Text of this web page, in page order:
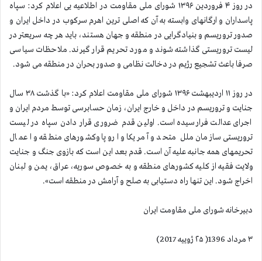
در روز ۴ فروردین ۱۳۹۶ شورای ملی مقاومت در اطلاعیه یی اعلام كرد: سپاه
پاسداران و ارگانهای وابسته به آن كه اصلی ترین اهرم سركوب در داخل ایران و
صدور تروریسم و بنیادگرایی در منطقه و جهان هستند، باید هر چه سریعتر در
لیست تروریستی گذاشته شوند و مورد تحریم قرار گیرند. ملاحظات سیاسی
صرفا باعث تشجیع رژیم در دخالت نظامی و صدور بحران در منطقه می شود.
در روز ۱۱ اردیبهشت ۱۳۹۶ شورای ملی مقاومت اعلام كرد: «با گذشت ۳۸ سال
جنایت و تروریسم در داخل و خارج ایران، زمان حسابرسی توسط مردم ایران و
اجرای عدالت فرارسیده است. اولین قدم ضروری قرار دادن سپاه در لیست
تروریستی سازمان ملل متحد و آمریكا و اروپا وكشورهای منطقه و اعمال
تحریمهای همه جانبه علیه آن است. قدم بعد این است كه بازوی جنگ و جنایت
ولایت فقیه از كلیه كشورهای منطقه و به خصوص سوریه، عراق، یمن و لبنان
اخراج شود. این تنها راه دستیابی به صلح و آرامش در منطقه است».
دبیرخانه شورای ملی مقاومت ایران
۳ مرداد 1396( ۲۵ ژوییه 2017)